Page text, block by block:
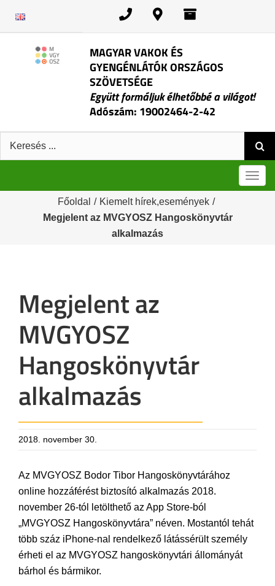
MAGYAR VAKOK ÉS
GYENGÉNLÁTÓK ORSZÁGOS
SZÖVETSÉGE
Együtt formáljuk élhetőbbé a világot!
Adószám: 19002464-2-42
Keresés:
Főoldal / Kiemelt hírek,események /
Megjelent az MVGYOSZ Hangoskönyvtár
alkalmazás
Megjelent az
MVGYOSZ
Hangoskönyvtár
alkalmazás
2018. november 30.
Az MVGYOSZ Bodor Tibor Hangoskönyvtárához
online hozzáférést biztosító alkalmazás 2018.
november 26-tól letölthető az App Store-ból
„MVGYOSZ Hangoskönyvtára” néven. Mostantól tehát
több száz iPhone-nal rendelkező látássérült személy
érheti el az MVGYOSZ hangoskönyvtári állományát
bárhol és bármikor.